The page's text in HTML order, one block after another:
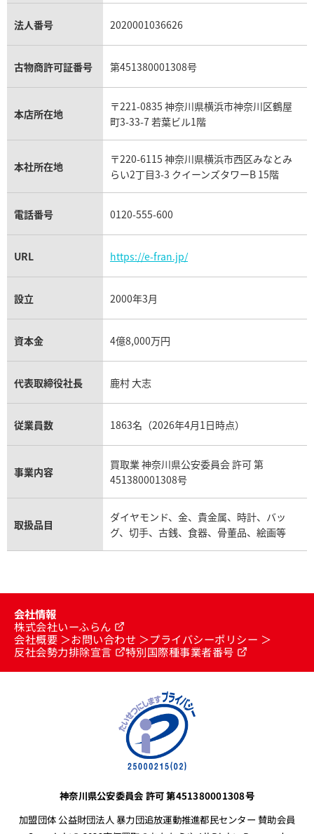
銀・シルバー買取
パラジウム買取
キャッツアイ買取
アクアマリン買取
ヴァシュロン・コンスタンタン買取
オメガ買取
カルティエ買取
フランク ミュラー買取
リシャール・ミル買取
パネライ買取
チューダー（チュードル）買取
セリーヌ買取
プラダ買取
ダミアーニ買取
モーブッサン買取
法人番号 2020001036626
古物商許可証番号 第451380001308号
本店所在地
〒221-0835 神奈川県横浜市神奈川区鶴屋
町3-33-7 若葉ビル1階
本社所在地
〒220-6115 神奈川県横浜市西区みなとみ
らい2丁目3-3 クイーンズタワーB 15階
電話番号 0120-555-600
URL https://e-fran.jp/
設立 2000年3月
資本金 4億8,000万円
代表取締役社長 鹿村 大志
従業員数 1863名（2026年4月1日時点）
事業内容
買取業 神奈川県公安委員会 許可 第
451380001308号
取扱品目
ダイヤモンド、金、貴金属、時計、バッ
グ、切手、古銭、食器、骨董品、絵画等
会社情報
株式会社いーふらん
会社概要
お問い合わせ
プライバシーポリシー
反社会勢力排除宣言
特別国際種事業者番号
神奈川県公安委員会 許可 第451380001308号
加盟団体 公益財団法人 暴力団追放運動推進都民センター 賛助会員